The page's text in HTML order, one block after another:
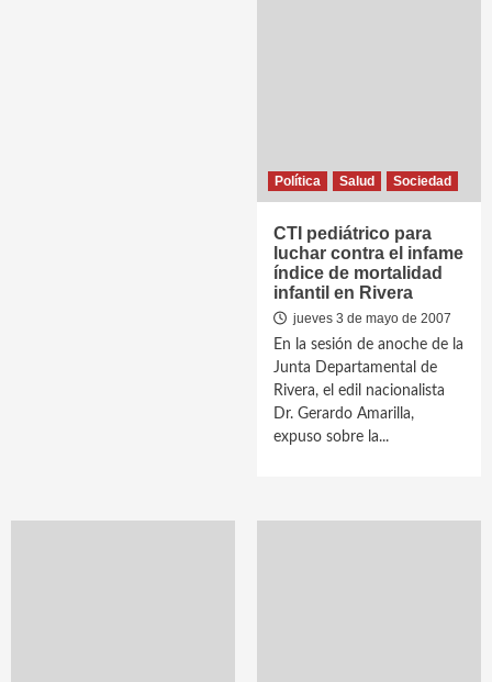
Política Salud Sociedad
CTI pediátrico para
luchar contra el infame
índice de mortalidad
infantil en Rivera
jueves 3 de mayo de 2007
En la sesión de anoche de la
Junta Departamental de
Rivera, el edil nacionalista
Dr. Gerardo Amarilla,
expuso sobre la...